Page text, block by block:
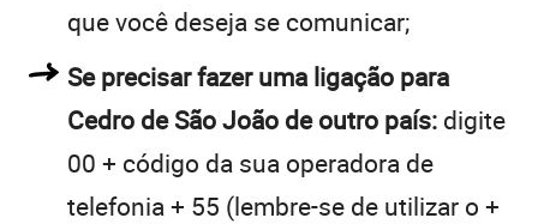
que você deseja se comunicar;
Se precisar fazer uma ligação para
Cedro de São João de outro país: digite
00 + código da sua operadora de
telefonia + 55 (lembre-se de utilizar o +